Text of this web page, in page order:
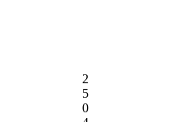
2
5
0